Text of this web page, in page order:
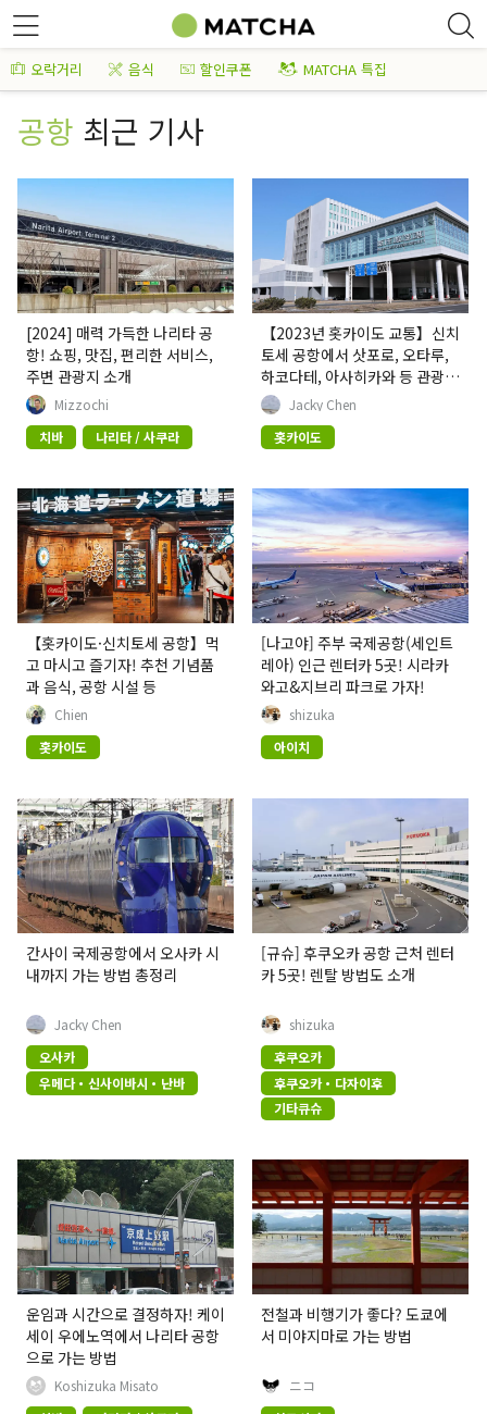
오락거리 음식 할인쿠폰 MATCHA 특집
공항 최근 기사
[2024] 매력 가득한 나리타 공
항! 쇼핑, 맛집, 편리한 서비스,
주변 관광지 소개
Mizzochi
치바
나리타 / 사쿠라
【2023년 홋카이도 교통】신치
토세 공항에서 삿포로, 오타루,
하코다테, 아사히카와 등 관광지
로의 교통 수단을 소개!
Jacky Chen
홋카이도
【홋카이도·신치토세 공항】먹
고 마시고 즐기자! 추천 기념품
과 음식, 공항 시설 등
Chien
홋카이도
[나고야] 주부 국제공항(세인트
레아) 인근 렌터카 5곳! 시라카
와고&지브리 파크로 가자!
shizuka
아이치
간사이 국제공항에서 오사카 시
내까지 가는 방법 총정리
Jacky Chen
오사카
우메다・신사이바시・난바
[규슈] 후쿠오카 공항 근처 렌터
카 5곳! 렌탈 방법도 소개
shizuka
후쿠오카
후쿠오카・다자이후
기타큐슈
운임과 시간으로 결정하자! 케이
세이 우에노역에서 나리타 공항
으로 가는 방법
Koshizuka Misato
전철과 비행기가 좋다? 도쿄에
서 미야지마로 가는 방법
ニコ